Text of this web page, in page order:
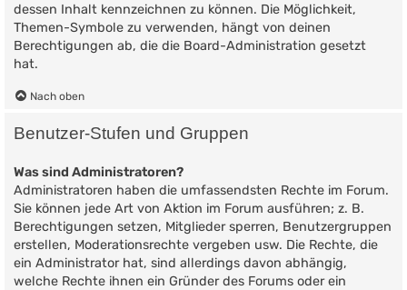
dessen Inhalt kennzeichnen zu können. Die Möglichkeit,
Themen-Symbole zu verwenden, hängt von deinen
Berechtigungen ab, die die Board-Administration gesetzt
hat.
Nach oben
Benutzer-Stufen und Gruppen
Was sind Administratoren?
Administratoren haben die umfassendsten Rechte im Forum.
Sie können jede Art von Aktion im Forum ausführen; z. B.
Berechtigungen setzen, Mitglieder sperren, Benutzergruppen
erstellen, Moderationsrechte vergeben usw. Die Rechte, die
ein Administrator hat, sind allerdings davon abhängig,
welche Rechte ihnen ein Gründer des Forums oder ein